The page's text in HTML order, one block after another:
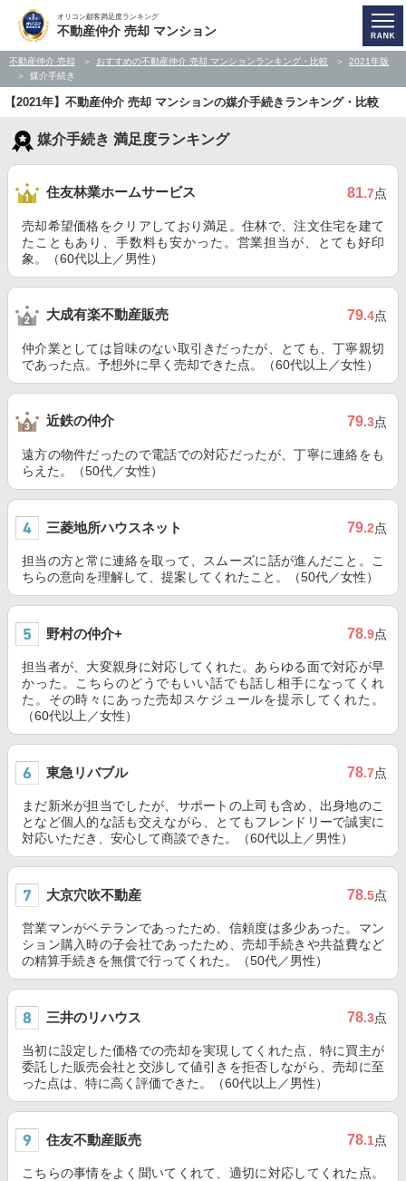
オリコン顧客満足度ランキング
不動産仲介 売却 マンション
不動産仲介 売却 おすすめの不動産仲介 売却 マンションランキング・比較
2021年版
媒介手続き
【2021年】不動産仲介 売却 マンションの媒介手続きランキング・比較
媒介手続き 満足度ランキング
住友林業ホームサービス 81.7点
売却希望価格をクリアしており満足。住林で、注文住宅を建て
たこともあり、手数料も安かった。営業担当が、とても好印
象。（60代以上／男性）
大成有楽不動産販売 79.4点
仲介業としては旨味のない取引きだったが、とても、丁寧親切
であった点。予想外に早く売却できた点。（60代以上／女性）
近鉄の仲介 79.3点
遠方の物件だったので電話での対応だったが、丁寧に連絡をも
らえた。（50代／女性）
三菱地所ハウスネット 79.2点
担当の方と常に連絡を取って、スムーズに話が進んだこと。こ
ちらの意向を理解して、提案してくれたこと。（50代／女性）
野村の仲介+ 78.9点
担当者が、大変親身に対応してくれた。あらゆる面で対応が早
かった。こちらのどうでもいい話でも話し相手になってくれ
た。その時々にあった売却スケジュールを提示してくれた。
（60代以上／女性）
東急リバブル 78.7点
まだ新米が担当でしたが、サポートの上司も含め、出身地のこ
となど個人的な話も交えながら、とてもフレンドリーで誠実に
対応いただき、安心して商談できた。（60代以上／男性）
大京穴吹不動産 78.5点
営業マンがベテランであったため、信頼度は多少あった。マン
ション購入時の子会社であったため、売却手続きや共益費など
の精算手続きを無償で行ってくれた。（50代／男性）
三井のリハウス 78.3点
当初に設定した価格での売却を実現してくれた点、特に買主が
委託した販売会社と交渉して値引きを拒否しながら、売却に至
った点は、特に高く評価できた。（60代以上／男性）
住友不動産販売 78.1点
こちらの事情をよく聞いてくれて、適切に対応してくれた点。